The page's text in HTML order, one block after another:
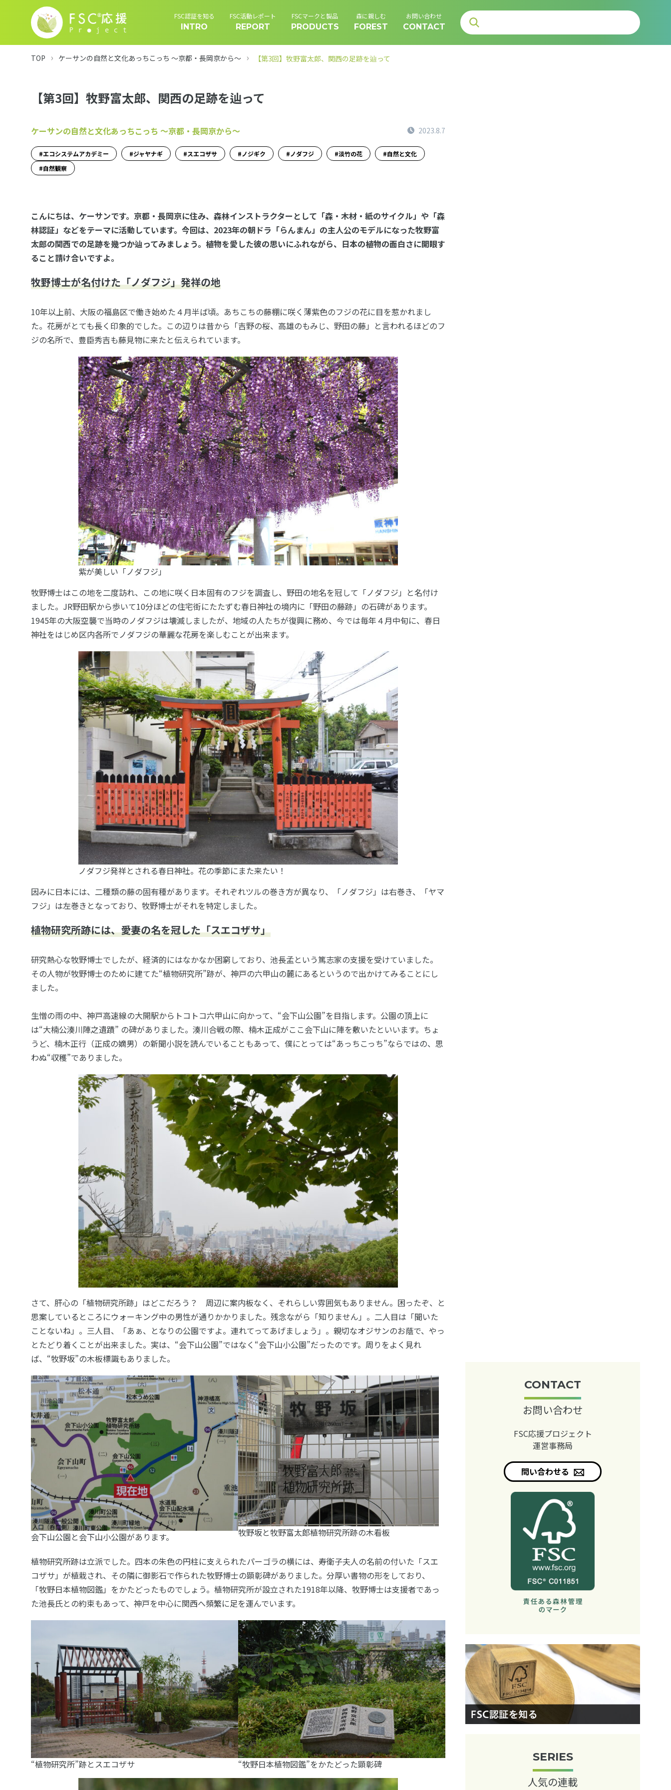
FSC認証を知る
INTRO
FSC活動レポート
REPORT
FSCマークと製品
PRODUCTS
森に親しむ
FOREST
お問い合わせ
CONTACT
TOP ケーサンの自然と文化あっちこっち 〜京都・長岡京から〜 【第3回】牧野富太郎、関西の足跡を辿って
2023.8.7
【第3回】牧野富太郎、関西の足跡を辿って
ケーサンの自然と文化あっちこっち 〜京都・長岡京から〜
エコシステムアカデミー ジャヤナギ スエコザサ ノジギク ノダフジ 淡竹の花
自然と文化
自然観察
こんにちは、ケーサンです。京都・長岡京に住み、森林インストラクターとして「森・木材・紙のサイクル」や「森
林認証」などをテーマに活動しています。今回は、2023年の朝ドラ「らんまん」の主人公のモデルになった牧野富
太郎の関西での足跡を幾つか辿ってみましょう。植物を愛した彼の思いにふれながら、日本の植物の面白さに開眼す
ること請け合いですよ。
牧野博士が名付けた「ノダフジ」発祥の地
10年以上前、大阪の福島区で働き始めた４月半ば頃。あちこちの藤棚に咲く薄紫色のフジの花に目を惹かれまし
た。花房がとても長く印象的でした。この辺りは昔から「吉野の桜、高雄のもみじ、野田の藤」と言われるほどのフ
ジの名所で、豊臣秀吉も藤見物に来たと伝えられています。
紫が美しい「ノダフジ」
牧野博士はこの地を二度訪れ、この地に咲く日本固有のフジを調査し、野田の地名を冠して「ノダフジ」と名付け
ました。JR野田駅から歩いて10分ほどの住宅街にたたずむ春日神社の境内に「野田の藤跡」の石碑があります。
1945年の大阪空襲で当時のノダフジは壊滅しましたが、地域の人たちが復興に務め、今では毎年４月中旬に、春日
神社をはじめ区内各所でノダフジの華麗な花房を楽しむことが出来ます。
ノダフジ発祥とされる春日神社。花の季節にまた来たい！
因みに日本には、二種類の藤の固有種があります。それぞれツルの巻き方が異なり、「ノダフジ」は右巻き、「ヤマ
フジ」は左巻きとなっており、牧野博士がそれを特定しました。
植物研究所跡には、愛妻の名を冠した「スエコザサ」
研究熱心な牧野博士でしたが、経済的にはなかなか困窮しており、池長孟という篤志家の支援を受けていました。
その人物が牧野博士のために建てた“植物研究所”跡が、神戸の六甲山の麓にあるというので出かけてみることにし
ました。
生憎の雨の中、神戸高速線の大開駅からトコトコ六甲山に向かって、“会下山公園”を目指します。公園の頂上に
は“大楠公湊川陣之遺蹟” の碑がありました。湊川合戦の際、楠木正成がここ会下山に陣を敷いたといいます。ちょ
うど、楠木正行（正成の嫡男）の新聞小説を読んでいることもあって、僕にとっては“あっちこっち”ならではの、思
わぬ“収穫”でありました。
さて、肝心の「植物研究所跡」はどこだろう？ 周辺に案内板なく、それらしい雰囲気もありません。困ったぞ、と
思案しているところにウォーキング中の男性が通りかかりました。残念ながら「知りません」。二人目は「聞いた
ことないね」。三人目、「あぁ、となりの公園ですよ。連れてってあげましょう」。親切なオジサンのお蔭で、やっ
とたどり着くことが出来ました。実は、“会下山公園”ではなく“会下山小公園”だったのです。周りをよく見れ
ば、“牧野坂”の木板標識もありました。
会下山公園と会下山小公園があります。 牧野坂と牧野富太郎植物研究所跡の木看板
植物研究所跡は立派でした。四本の朱色の円柱に支えられたパーゴラの横には、寿衛子夫人の名前の付いた「スエ
コザサ」が植栽され、その隣に御影石で作られた牧野博士の顕彰碑がありました。分厚い書物の形をしており、
「牧野日本植物図鑑」をかたどったものでしょう。植物研究所が設立された1918年以降、牧野博士は支援者であっ
た池長氏との約束もあって、神戸を中心に関西へ頻繁に足を運んでいます。
“植物研究所”跡とスエコザサ “牧野日本植物図鑑”をかたどった顕彰碑
CONTACT
お問い合わせ
FSC応援プロジェクト
運営事務局
問い合わせる
SERIES
人気の連載